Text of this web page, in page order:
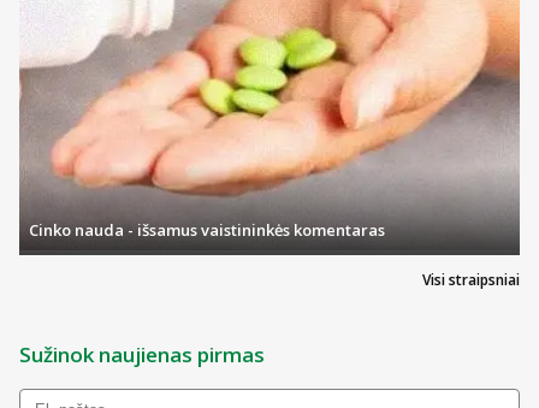
Visi straipsniai
Cinko nauda - išsamus vaistininkės komentaras
Sužinok naujienas pirmas